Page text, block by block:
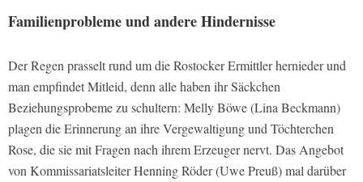
Familienprobleme und andere Hindernisse
Der Regen prasselt rund um die Rostocker Ermittler hernieder und
man empfindet Mitleid, denn alle haben ihr Säckchen
Beziehungsprobeme zu schultern: Melly Böwe (Lina Beckmann)
plagen die Erinnerung an ihre Vergewaltigung und Töchterchen
Rose, die sie mit Fragen nach ihrem Erzeuger nervt. Das Angebot
von Kommissariatsleiter Henning Röder (Uwe Preuß) mal darüber